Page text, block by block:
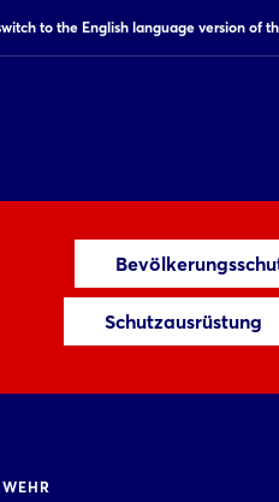
to the English language version of
Schutzausrüstung